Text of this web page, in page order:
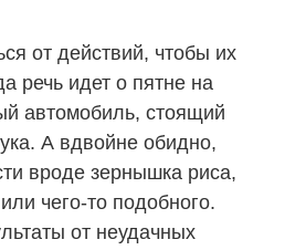
от действий, чтобы их
речь идет о пятне на
автомобиль, стоящий
А вдвойне обидно,
вроде зернышка риса,
чего-то подобного.
от неудачных